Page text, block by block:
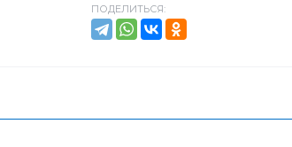
ПОДЕЛИТЬСЯ: